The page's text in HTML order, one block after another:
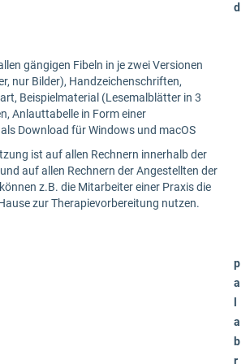
d
gängigen Fibeln in je zwei Versionen
nur Bilder), Handzeichenschriften,
Beispielmaterial (Lesemalblätter in 3
Anlauttabelle in Form einer
Download für Windows und macOS
ist auf allen Rechnern innerhalb der
auf allen Rechnern der Angestellten der
z.B. die Mitarbeiter einer Praxis die
zur Therapievorbereitung nutzen.
p
a
a
b
r